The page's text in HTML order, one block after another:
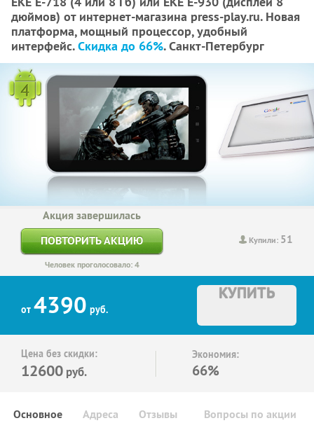
дюймов) от интернет-магазина press-play.ru. Новая
платформа, мощный процессор, удобный
интерфейс.Скидка до 66%. Санкт-Петербург
Купили: 51
Акция завершилась
ПОВТОРИТЬ АКЦИЮ
Человек проголосовало: 4
от 4390 руб.
КУПИТЬ
Цена без скидки:
12600 руб.
Экономия:
66%
Основное Отзывы Вопросы по акции
Адреса